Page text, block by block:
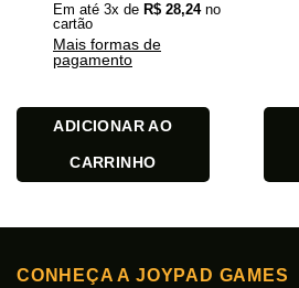
Em até 3x de R$ 28,24no
cartão
Mais formas de
pagamento
ADICIONAR AO
CARRINHO
CONHEÇA A JOYPAD GAMES